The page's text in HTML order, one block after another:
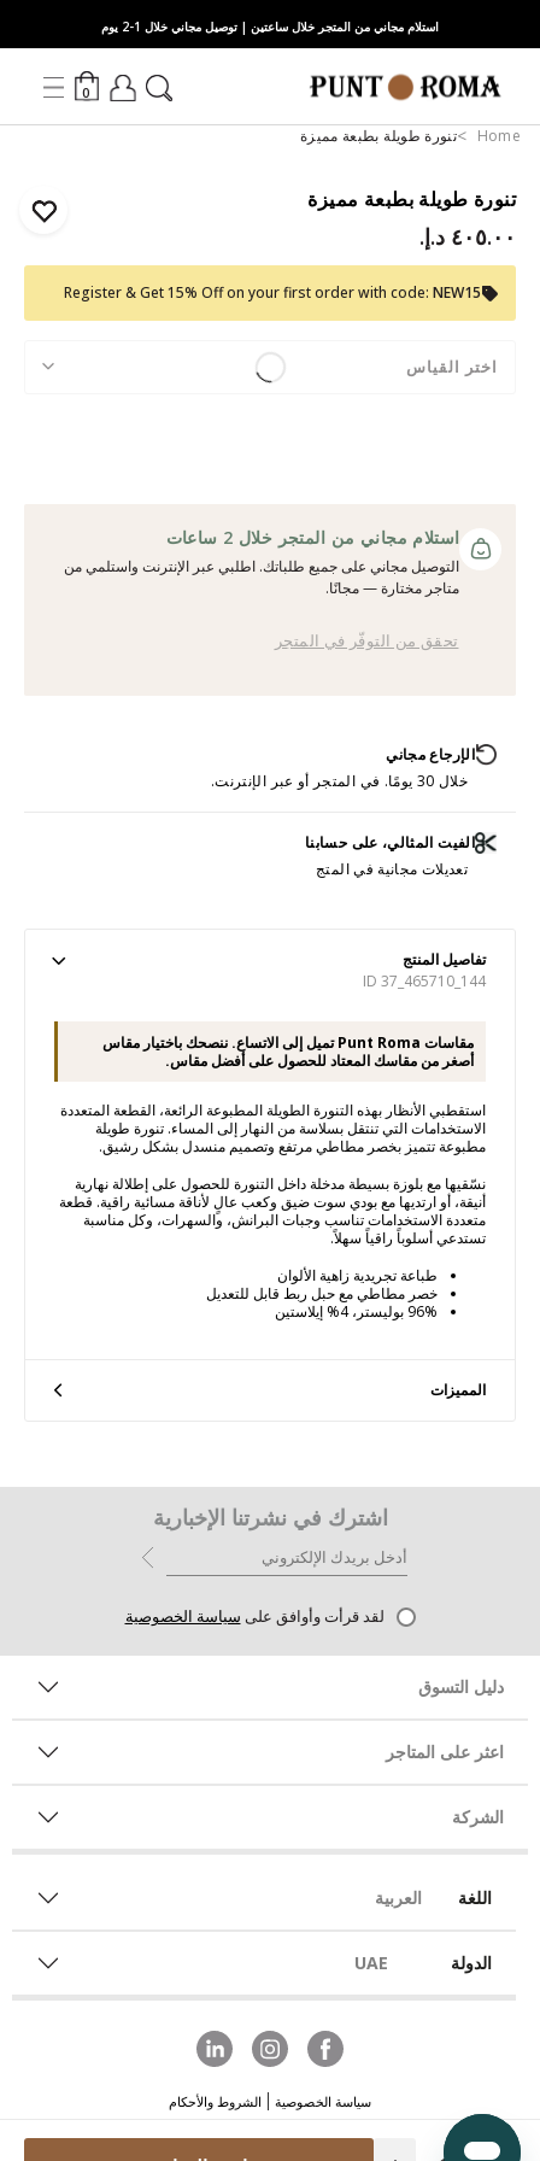
استلام مجاني من المتجر خلال ساعتين | توصيل مجاني خلال 1-2 يوم
0
Home تنورة طويلة بطبعة مميزة
تنورة طويلة بطبعة مميزة
٤٠٥.٠٠ د.إ.‏
Register & Get 15% Off on your first order with code: NEW15
اختر القياس
Quantity
استلام مجاني من المتجر خلال 2 ساعات
التوصيل مجاني على جميع طلباتك. اطلبي عبر الإنترنت واستلمي من
متاجر مختارة — مجانًا.
تحقق من التوفّر في المتجر
الإرجاع مجاني
خلال 30 يومًا. في المتجر أو عبر الإنترنت.
الفيت المثالي، على حسابنا
تعديلات مجانية في المتج
تفاصيل المنتج
ID 37_465710_144
مقاسات Punt Roma تميل إلى الاتساع. ننصحك باختيار مقاس
أصغر من مقاسك المعتاد للحصول على أفضل مقاس.
استقطبي الأنظار بهذه التنورة الطويلة المطبوعة الرائعة، القطعة المتعددة
الاستخدامات التي تنتقل بسلاسة من النهار إلى المساء. تنورة طويلة
مطبوعة تتميز بخصر مطاطي مرتفع وتصميم منسدل بشكل رشيق.
نسّقيها مع بلوزة بسيطة مدخلة داخل التنورة للحصول على إطلالة نهارية
أنيقة، أو ارتديها مع بودي سوت ضيق وكعب عالٍ لأناقة مسائية راقية. قطعة
متعددة الاستخدامات تناسب وجبات البرانش، والسهرات، وكل مناسبة
تستدعي أسلوباً راقياً سهلاً.
طباعة تجريدية زاهية الألوان
خصر مطاطي مع حبل ربط قابل للتعديل
96% بوليستر، 4% إيلاستين
المميزات
اشترك في نشرتنا الإخبارية
لقد قرأت وأوافق على سياسة الخصوصية
دليل التسوق
اعثر على المتاجر
الشركة
اللغة العربية
الدولة UAE
سياسة الخصوصية الشروط والأحكام